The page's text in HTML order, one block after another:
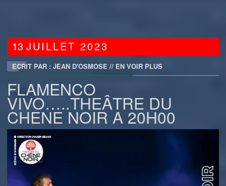
13JUILLET2023
ECRIT PAR : JEAN D'OSMOSE // EN VOIR PLUS
FLAMENCO
VIVO…..THEÂTRE DU
CHENE NOIR A 20H00